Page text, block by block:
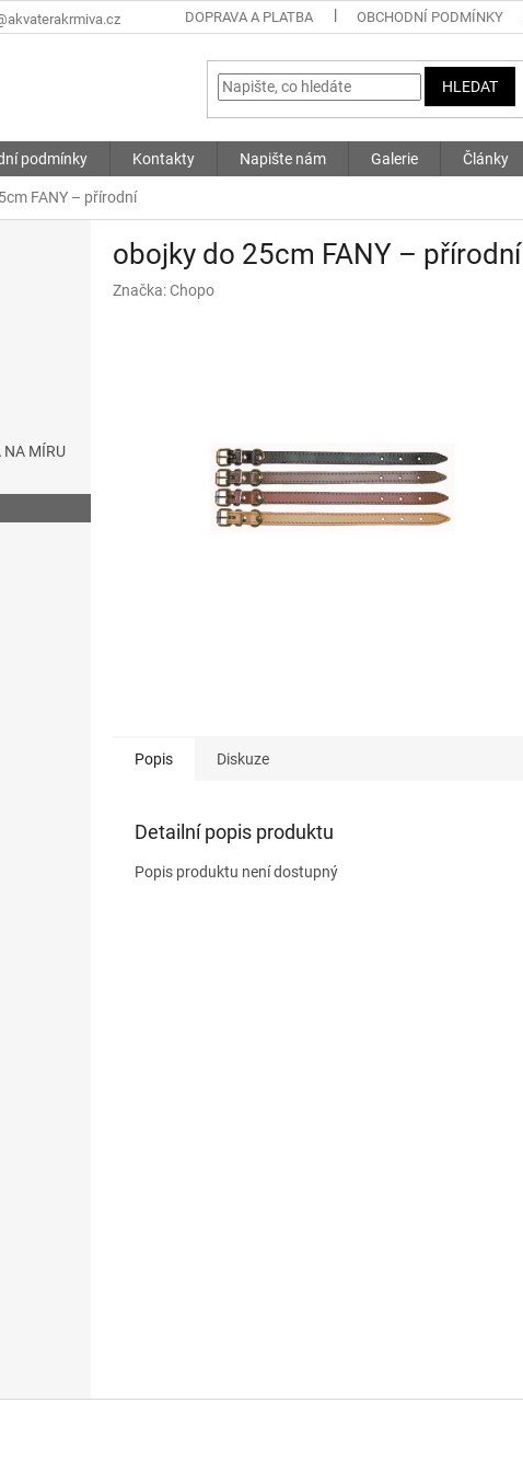
DOPRAVA A PLATBA OBCHODNÍ PODMÍNKY
HLEDAT
podmínky Kontakty Napište nám Galerie Články
FANY – přírodní
NA MÍRU
obojky do 25cm FANY – přírodní
Značka:Chopo
Popis Diskuze
Detailní popis produktu
Popis produktu není dostupný